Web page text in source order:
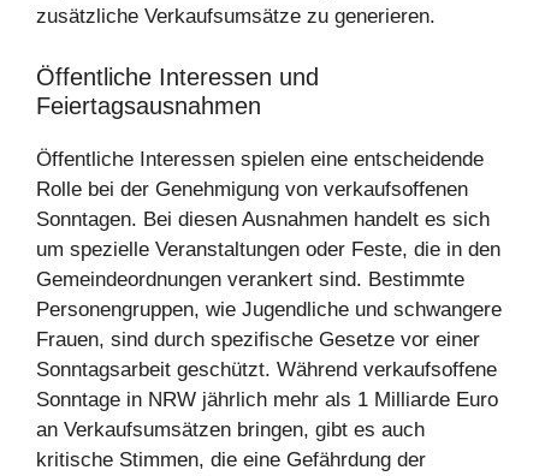
zusätzliche Verkaufsumsätze zu generieren.
Öffentliche Interessen und
Feiertagsausnahmen
Öffentliche Interessen spielen eine entscheidende
Rolle bei der Genehmigung von verkaufsoffenen
Sonntagen. Bei diesen Ausnahmen handelt es sich
um spezielle Veranstaltungen oder Feste, die in den
Gemeindeordnungen verankert sind. Bestimmte
Personengruppen, wie Jugendliche und schwangere
Frauen, sind durch spezifische Gesetze vor einer
Sonntagsarbeit geschützt. Während verkaufsoffene
Sonntage in NRW jährlich mehr als 1 Milliarde Euro
an Verkaufsumsätzen bringen, gibt es auch
kritische Stimmen, die eine Gefährdung der